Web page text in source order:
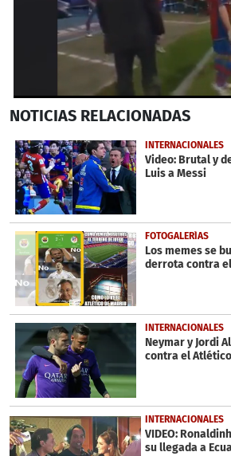
seconds
59
seconds
NOTICIAS RELACIONADAS
INTERNACIONALES
Video: Brutal y
Luis a Messi
FOTOGALERÍAS
Los memes se
derrota contra
INTERNACIONALES
Neymar y Jordi
contra el
INTERNACIONALES
VIDEO:
su llegada a